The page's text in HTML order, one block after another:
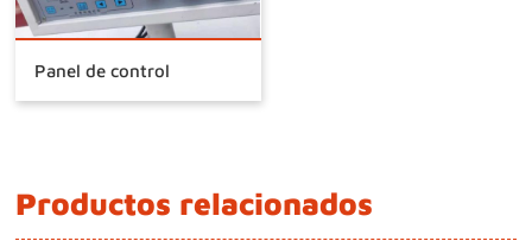
Panel de control
Productos relacionados